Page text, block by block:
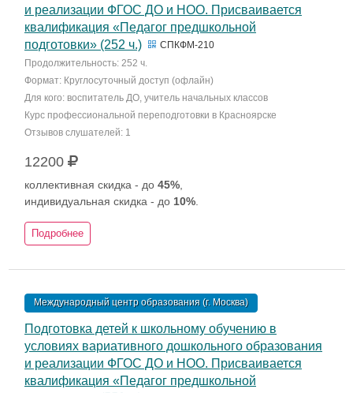
и реализации ФГОС ДО и НОО. Присваивается
квалификация «Педагог предшкольной
подготовки» (252 ч.)
СПКФМ-210
Продолжительность: 252 ч.
Формат: Круглосуточный доступ (офлайн)
Для кого: воспитатель ДО, учитель начальных классов
Курс профессиональной переподготовки в Красноярске
Отзывов слушателей: 1
12200
коллективная скидка - до 45%
индивидуальная скидка - до 10%
Подробнее
Международный центр образования (г. Москва)
Подготовка детей к школьному обучению в
условиях вариативного дошкольного образования
и реализации ФГОС ДО и НОО. Присваивается
квалификация «Педагог предшкольной